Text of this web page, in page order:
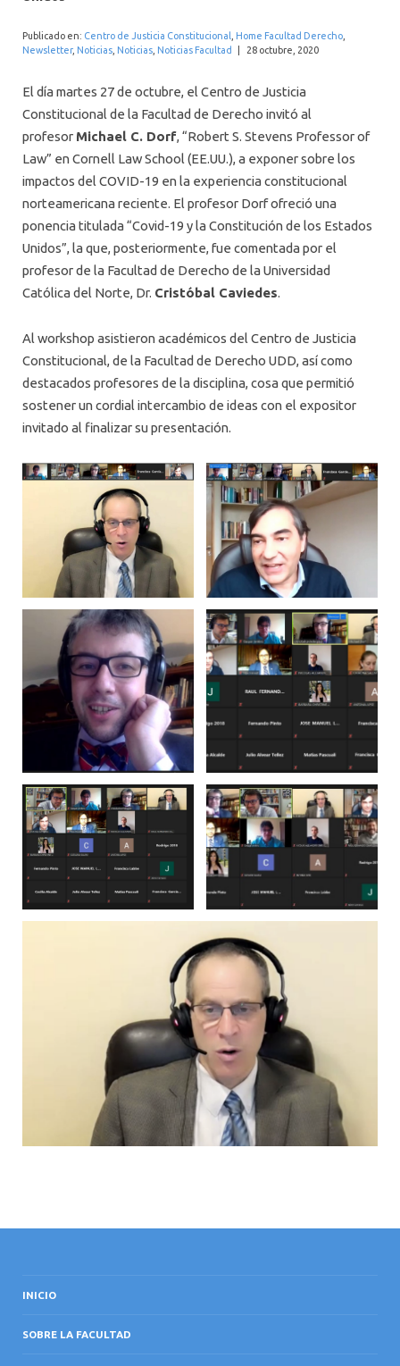
Publicado en: Centro de Justicia Constitucional Home Facultad Derecho
Newsletter, Noticias Noticias Noticias Facultad 28 octubre, 2020
El día martes 27 de octubre, el Centro de Justicia
Constitucional de la Facultad de Derecho invitó al
profesor Michael C. Dorf, “Robert S. Stevens Professor of
Law” en Cornell Law School (EE.UU.), a exponer sobre los
impactos del COVID-19 en la experiencia constitucional
norteamericana reciente. El profesor Dorf ofreció una
ponencia titulada “Covid-19 y la Constitución de los Estados
Unidos”, la que, posteriormente, fue comentada por el
profesor de la Facultad de Derecho de la Universidad
Católica del Norte, Dr. Cristóbal Caviedes.
Al workshop asistieron académicos del Centro de Justicia
Constitucional, de la Facultad de Derecho UDD, así como
destacados profesores de la disciplina, cosa que permitió
sostener un cordial intercambio de ideas con el expositor
invitado al finalizar su presentación.
INICIO
SOBRE LA FACULTAD